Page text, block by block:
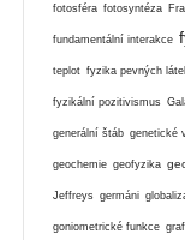
fotosféra fotosyntéza
fundamentální interakce
teplot fyzika pevných
fyzikální pozitivismus
generální štáb genetické
geochemie geofyzika
Jeffreys germáni
goniometrické funkce